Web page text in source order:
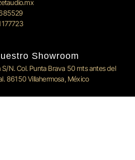
Showroom
S/N. Col. Punta Brava 50 mts antes del
86150 Villahermosa, México